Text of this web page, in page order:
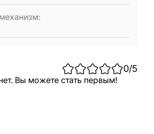
:
0/5
Вы можете стать первым!